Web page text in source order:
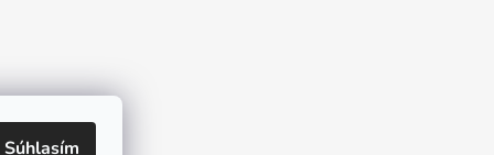
Súhlasím